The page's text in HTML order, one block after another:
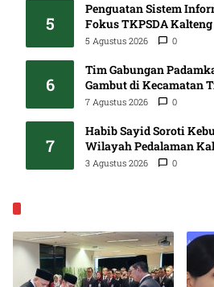
5
Penguatan Sistem
Fokus TKPSDA Kalteng
5 Agustus 2026 0
6
Tim Gabungan
Gambut di Kecamatan
7 Agustus 2026 0
7
Habib Sayid Soroti
Wilayah Pedalaman
3 Agustus 2026 0